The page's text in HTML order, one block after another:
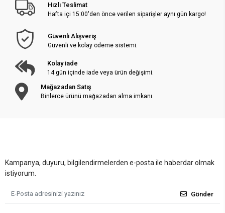
Hızlı Teslimat
Hafta içi 15:00'den önce verilen siparişler aynı gün kargo!
Güvenli Alışveriş
Güvenli ve kolay ödeme sistemi.
Kolay iade
14 gün içinde iade veya ürün değişimi.
Mağazadan Satış
Binlerce ürünü mağazadan alma imkanı.
Kampanya, duyuru, bilgilendirmelerden e-posta ile haberdar olmak
istiyorum.
Gönder